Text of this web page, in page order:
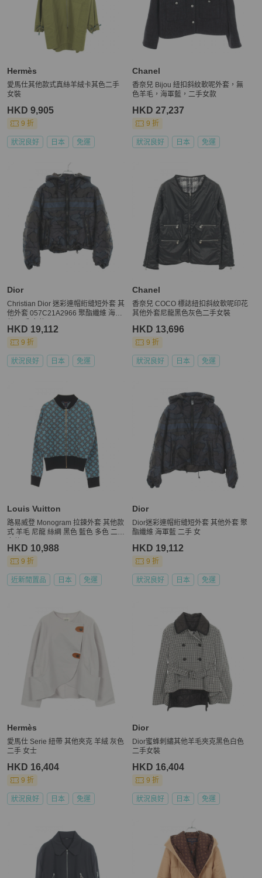
Hermès
愛馬仕其他款式真絲羊絨卡其色二手
女裝
HKD 9,905
9 折
狀況良好 日本 免運
Chanel
香奈兒 Bijou 紐扣斜紋軟呢外套，無
色羊毛，海軍藍，二手女款
HKD 27,237
9 折
狀況良好 日本 免運
Dior
Christian Dior 迷彩連帽絎縫短外套 其
他外套 057C21A2966 聚酯纖維 海軍
HKD 19,112
9 折
狀況良好 日本 免運
Chanel
香奈兒 COCO 標誌紐扣斜紋軟呢印花
其他外套尼龍黑色灰色二手女裝
HKD 13,696
9 折
狀況良好 日本 免運
Louis Vuitton
路易威登 Monogram 拉鍊外套 其他款
式 羊毛 尼龍 絲綢 黑色 藍色 多色 二手
HKD 10,988
9 折
近新閒置品 日本 免運
Dior
Dior迷彩連帽絎縫短外套 其他外套 聚
酯纖維 海軍藍 二手 女
HKD 19,112
9 折
狀況良好 日本 免運
Hermès
愛馬仕 Serie 紐帶 其他夾克 羊絨 灰色
二手 女士
HKD 16,404
9 折
狀況良好 日本 免運
Dior
Dior蜜蜂刺繡其他羊毛夾克黑色白色
二手女裝
HKD 16,404
9 折
狀況良好 日本 免運